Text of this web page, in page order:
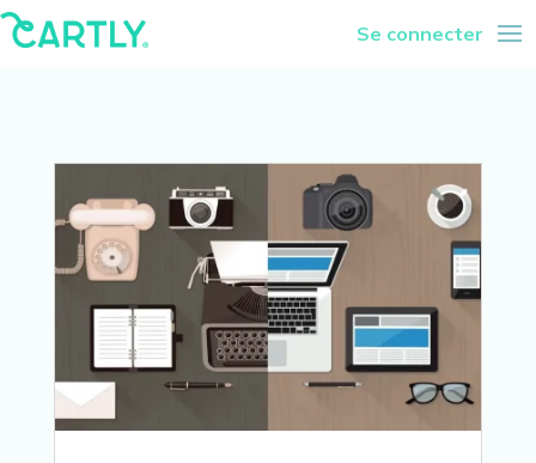
Se connecter